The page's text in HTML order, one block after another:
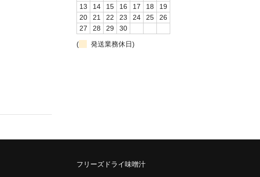
13
14 15 16 17 18
19
20
21 22 23 24 25
26
27
28 29
30
(
発送業務休日)
フリーズドライ味噌汁